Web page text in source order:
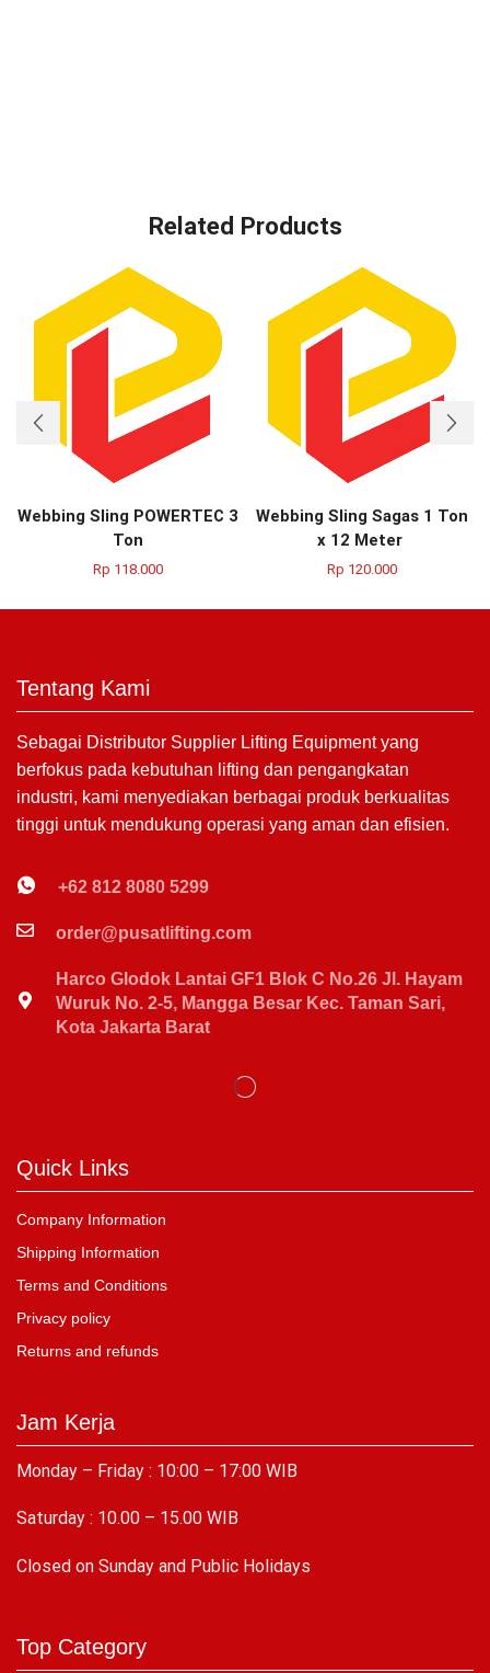
Related Products
Webbing Sling POWERTEC 3
Ton
Rp 118.000
Webbing Sling Sagas 1 Ton
x 12 Meter
Rp 120.000
Tentang Kami
Sebagai Distributor Supplier Lifting Equipment yang
berfokus pada kebutuhan lifting dan pengangkatan
industri, kami menyediakan berbagai produk berkualitas
tinggi untuk mendukung operasi yang aman dan efisien.
+62 812 8080 5299
order@pusatlifting.com
Harco Glodok Lantai GF1 Blok C No.26 Jl. Hayam
Wuruk No. 2-5, Mangga Besar Kec. Taman Sari,
Kota Jakarta Barat
Quick Links
Company Information
Shipping Information
Terms and Conditions
Privacy policy
Returns and refunds
Jam Kerja
Monday – Friday : 10:00 – 17:00 WIB
Saturday : 10.00 – 15.00 WIB
Closed on Sunday and Public Holidays
Top Category